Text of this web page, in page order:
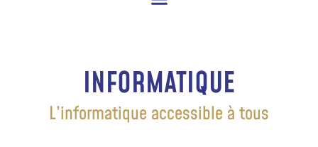
INFORMATIQUE
L’informatique accessible à tous